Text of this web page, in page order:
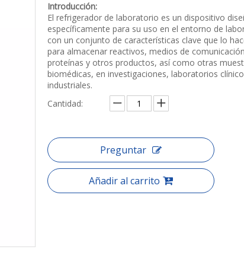
Introducción:
El refrigerador de laboratorio es un dispositivo
específicamente para su uso en el entorno de
con un conjunto de características clave que lo
para almacenar reactivos, medios de
proteínas y otros productos, así como otras
biomédicas, en investigaciones, laboratorios
industriales.
Cantidad:
Preguntar
Añadir al carrito